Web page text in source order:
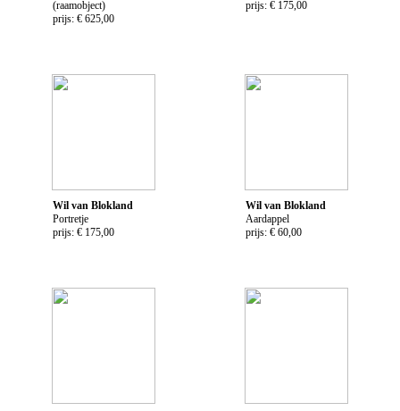
(raamobject)
prijs: € 625,00
prijs: € 175,00
Wil van Blokland
Portretje
prijs: € 175,00
Wil van Blokland
Aardappel
prijs: € 60,00